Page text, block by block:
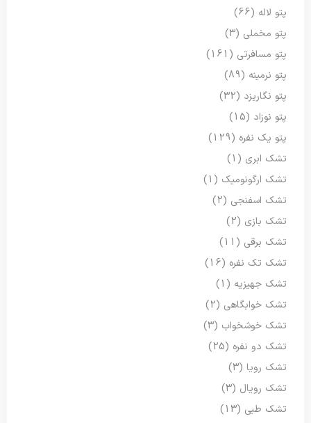
پتو لاله (66)
پتو مخملی (3)
پتو مسافرتی (161)
پتو نرمینه (89)
پتو نگاریزد (32)
پتو نوزاد (15)
پتو یک نفره (129)
تشک ابری (1)
تشک ارگونومیک (1)
تشک اسفنجی (2)
تشک بازی (2)
تشک برقی (11)
تشک تک نفره (16)
تشک جهیزیه (1)
تشک خوابگاهی (2)
تشک خوشخواب (3)
تشک دو نفره (25)
تشک رویا (3)
تشک رویال (3)
تشک طبی (13)